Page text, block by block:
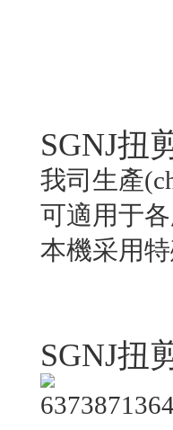
SGNJ扭
我司生產
可適用于
本機采用特
SGNJ扭